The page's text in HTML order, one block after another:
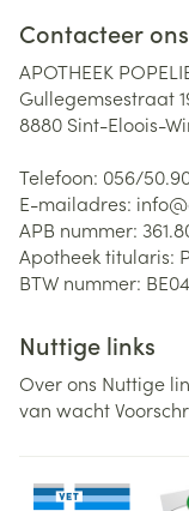
Contacteer ons
APOTHEEK
Gullegemsestraat
8880 Sint-Eloois-
Telefoon: 056/
E-mailadres: info@
APB nummer:
Apotheek titularis:
BTW nummer:
Nuttige links
Over ons Nuttige
van wacht